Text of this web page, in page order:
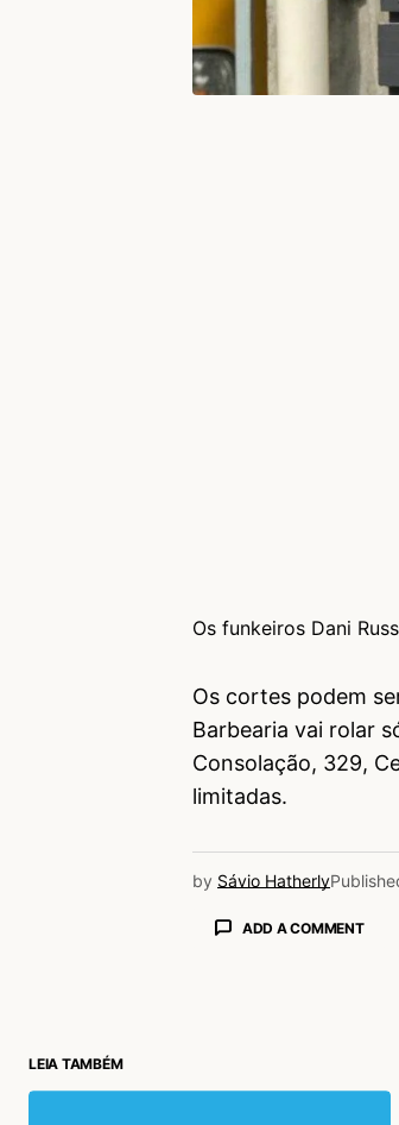
Os funkeiros Dani
Os cortes podem
Barbearia vai rolar
Consolação, 329,
limitadas.
by Sávio Hatherly
ADD A COMMENT
LEIA TAMBÉM